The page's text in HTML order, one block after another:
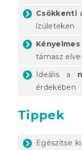
Csökkenti
ízületeken
támasz
Ideális a
érdekében
Tippek
Egészítse